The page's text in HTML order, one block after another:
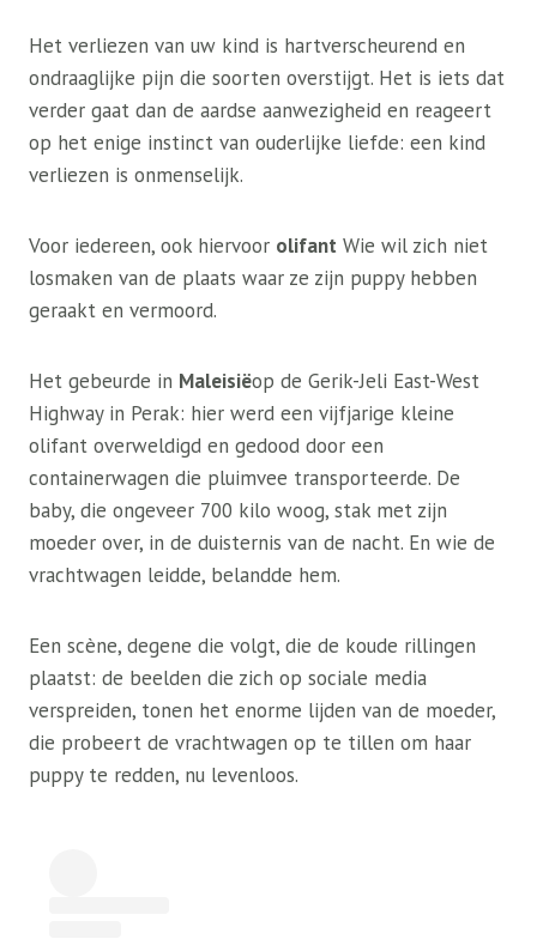
Het verliezen van uw kind is hartverscheurend en
ondraaglijke pijn die soorten overstijgt. Het is iets dat
verder gaat dan de aardse aanwezigheid en reageert
op het enige instinct van ouderlijke liefde: een kind
verliezen is onmenselijk.
Voor iedereen, ook hiervoor olifant Wie wil zich niet
losmaken van de plaats waar ze zijn puppy hebben
geraakt en vermoord.
Het gebeurde in Maleisiëop de Gerik-Jeli East-West
Highway in Perak: hier werd een vijfjarige kleine
olifant overweldigd en gedood door een
containerwagen die pluimvee transporteerde. De
baby, die ongeveer 700 kilo woog, stak met zijn
moeder over, in de duisternis van de nacht. En wie de
vrachtwagen leidde, belandde hem.
Een scène, degene die volgt, die de koude rillingen
plaatst: de beelden die zich op sociale media
verspreiden, tonen het enorme lijden van de moeder,
die probeert de vrachtwagen op te tillen om haar
puppy te redden, nu levenloos.